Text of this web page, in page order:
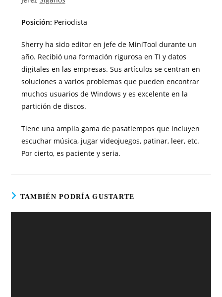
Posición: Periodista
Sherry ha sido editor en jefe de MiniTool durante un
año. Recibió una formación rigurosa en TI y datos
digitales en las empresas. Sus artículos se centran en
soluciones a varios problemas que pueden encontrar
muchos usuarios de Windows y es excelente en la
partición de discos.
Tiene una amplia gama de pasatiempos que incluyen
escuchar música, jugar videojuegos, patinar, leer, etc.
Por cierto, es paciente y seria.
TAMBIÉN PODRÍA GUSTARTE